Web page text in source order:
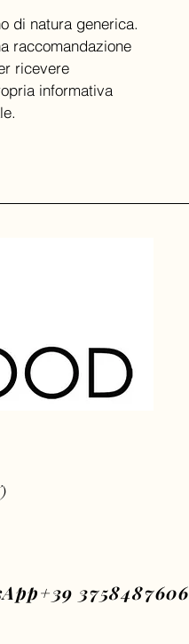
di natura generica.
raccomandazione
ricevere
informativa
3758487606